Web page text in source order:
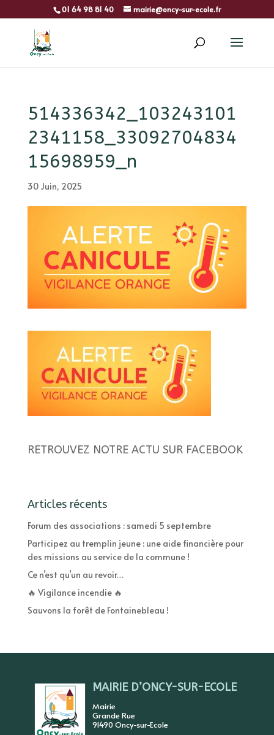
01 64 98 81 40 mairie@oncy-sur-ecole.fr
514336342_103243101
2341158_33092704834
15698959_n
30 Juin, 2025
RETROUVEZ NOTRE ACTU SUR FACEBOOK
Articles récents
Forum des associations : samedi 5 septembre
Participez au tremplin jeune : une aide financière pour
des missions au service de la commune !
Ce n’est qu’un au revoir…
🔥 Vigilance incendie 🔥
Sauvons la forêt de Fontainebleau !
MAIRIE D’ONCY-SUR-ECOLE
Mairie
Grande Rue
91490 Oncy-sur-Ecole